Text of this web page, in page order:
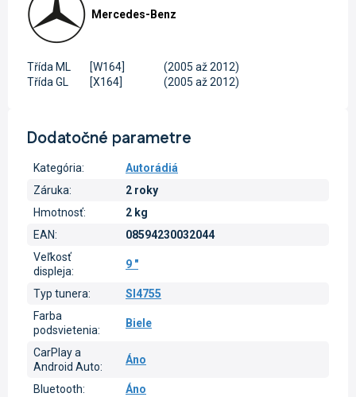
Mercedes-Benz
Třída ML [W164]
(2005 až 2012)
Třída GL
[X164] (2005 až 2012)
Dodatočné parametre
Kategória:
Autorádiá
Záruka:
2 roky
Hmotnosť:
2 kg
EAN:
08594230032044
Veľkosť
displeja:
9 "
Typ tunera:
SI4755
Farba
podsvietenia:
Biele
CarPlay a
Android Auto:
Áno
Bluetooth:
Áno